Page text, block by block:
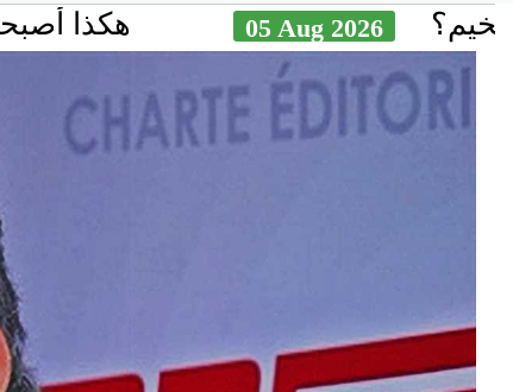
تربية
صحّة
علوم
أدب
فلسفة
وطـنـي
دولـي
هكذا أصبحت 05 Aug 2026